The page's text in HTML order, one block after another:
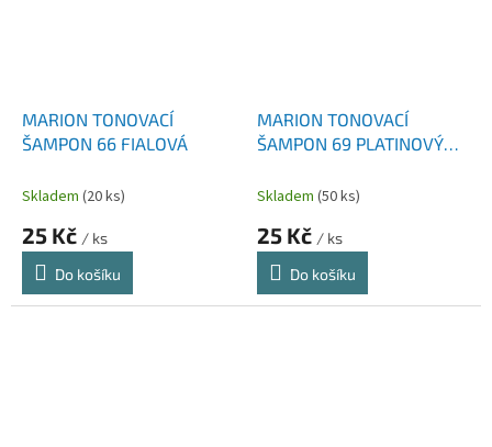
MARION TONOVACÍ
ŠAMPON 66 FIALOVÁ
Skladem (20 ks)
25 Kč / ks
Do košíku
MARION TONOVACÍ
ŠAMPON 69 PLATINOVÝ
Skladem (50 ks)
25 Kč / ks
Do košíku